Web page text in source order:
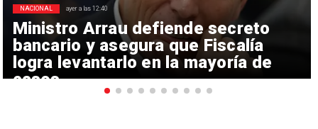
Ministro Arrau defiende secreto
bancario y asegura que Fiscalía
logra levantarlo en la mayoría de
casos
NACIONAL ayer a las 12:40